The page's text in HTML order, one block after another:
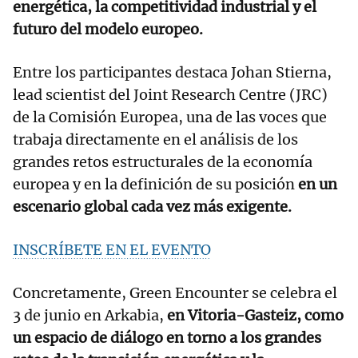
energética, la competitividad industrial y el
futuro del modelo europeo.
Entre los participantes destaca Johan Stierna,
lead scientist del Joint Research Centre (JRC)
de la Comisión Europea, una de las voces que
trabaja directamente en el análisis de los
grandes retos estructurales de la economía
europea y en la definición de su posiciónen un
escenario global cada vez más exigente.
INSCRÍBETE EN EL EVENTO
Concretamente, Green Encounter se celebra el
3 de junio en Arkabia, en Vitoria-Gasteiz, como
un espacio de diálogo en torno a los grandes